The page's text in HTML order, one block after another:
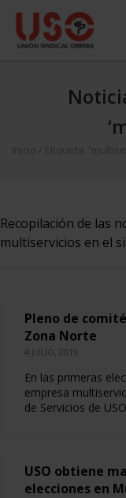
Inicio Etiqueta
Recopilación de las
multiservicios en el
Pleno de
Zona Norte
4 JULIO, 2019
En las primeras
empresa
de Servicios de
USO obtiene
elecciones en